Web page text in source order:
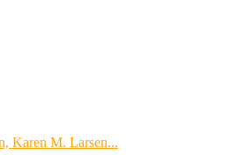
Karen M. Larsen...